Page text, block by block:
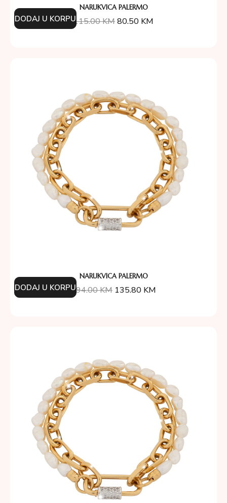
NARUKVICA PALERMO
115.00KM80.50 KM
DODAJ U KORPU
NARUKVICA PALERMO
194.00KM 135.80 KM
DODAJ U KORPU